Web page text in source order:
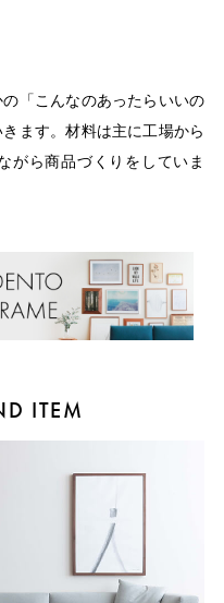
「こんなのあったらいいの
ます。材料は主に工場から
がら商品づくりをしていま
ITEM